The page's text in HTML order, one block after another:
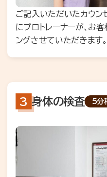
ご記入いただいたカウン
にプロトレーナーが、お
ングさせていただきます。
身体の検査 5分